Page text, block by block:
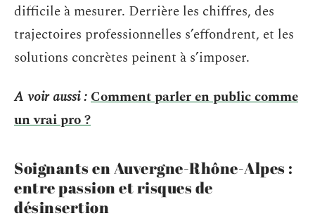
difficile à mesurer. Derrière les chiffres, des
trajectoires professionnelles s’effondrent, et les
solutions concrètes peinent à s’imposer.
A voir aussi :Comment parler en public comme
un vrai pro ?
Soignants en Auvergne-Rhône-Alpes :
entre passion et risques de
désinsertion